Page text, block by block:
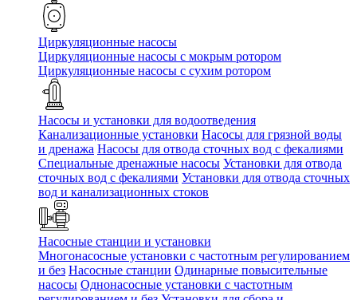
Циркуляционные насосы
Циркуляционные насосы с мокрым ротором
Циркуляционные насосы с сухим ротором
Насосы и установки для водоотведения
Канализационные установки Насосы для грязной воды
и дренажа Насосы для отвода сточных вод c фекалиями
Специальные дренажные насосы Установки для отвода
сточных вод c фекалиями Установки для отвода сточных
вод и канализационных стоков
Насосные станции и установки
Многонасосные установки с частотным регулированием
и без Насосные станции Одинарные повысительные
насосы Однонасосные установки с частотным